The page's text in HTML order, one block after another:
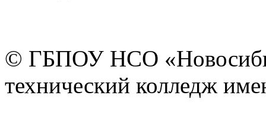
© ГБПОУ НСО
технический колледж